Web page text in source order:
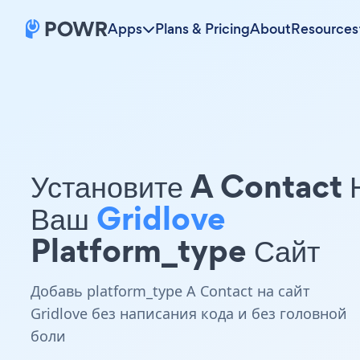
Apps Plans & PricingAboutResources
Установите A Contact
Ваш Gridlove
Platform_type Сайт
Добавь platform_type A Contact на сайт
Gridlove без написания кода и без головной
боли